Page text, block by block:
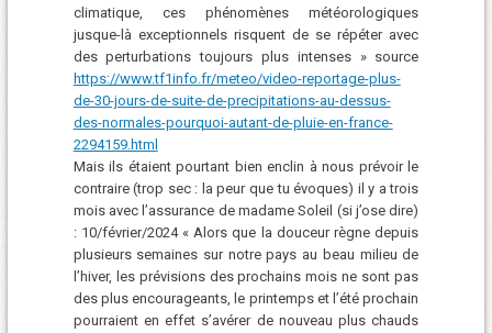
climatique, ces phénomènes météorologiques
jusque-là exceptionnels risquent de se répéter avec
des perturbations toujours plus intenses » source
https://www.tf1info.fr/meteo/video-reportage-plus-
de-30-jours-de-suite-de-precipitations-au-dessus-
des-normales-pourquoi-autant-de-pluie-en-france-
2294159.html
Mais ils étaient pourtant bien enclin à nous prévoir le
contraire (trop sec : la peur que tu évoques) il y a trois
mois avec l’assurance de madame Soleil (si j’ose dire)
: 10/février/2024 « Alors que la douceur règne depuis
plusieurs semaines sur notre pays au beau milieu de
l’hiver, les prévisions des prochains mois ne sont pas
des plus encourageants, le printemps et l’été prochain
pourraient en effet s’avérer de nouveau plus chauds